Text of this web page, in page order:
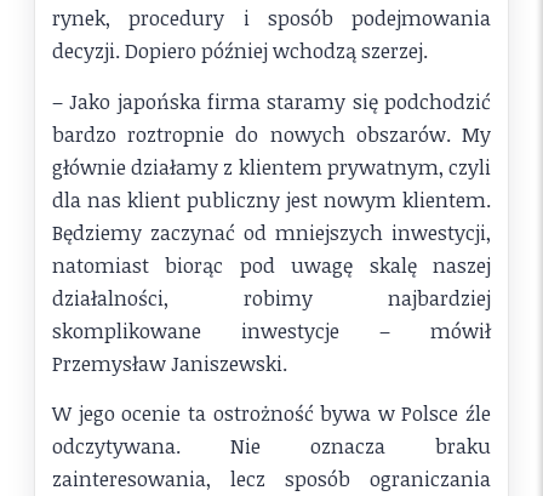
rynek, procedury i sposób podejmowania
decyzji. Dopiero później wchodzą szerzej.
– Jako japońska firma staramy się podchodzić
bardzo roztropnie do nowych obszarów. My
głównie działamy z klientem prywatnym, czyli
dla nas klient publiczny jest nowym klientem.
Będziemy zaczynać od mniejszych inwestycji,
natomiast biorąc pod uwagę skalę naszej
działalności, robimy najbardziej
skomplikowane inwestycje – mówił
Przemysław Janiszewski.
W jego ocenie ta ostrożność bywa w Polsce źle
odczytywana. Nie oznacza braku
zainteresowania, lecz sposób ograniczania